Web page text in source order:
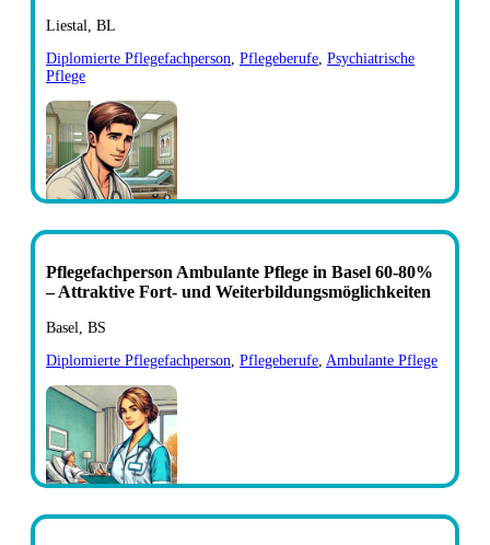
Liestal, BL
Diplomierte Pflegefachperson Pflegeberufe Psychiatrische
Pflege
Pflegefachperson Ambulante Pflege in Basel 60-80%
– Attraktive Fort- und Weiterbildungsmöglichkeiten
Basel, BS
Diplomierte Pflegefachperson Pflegeberufe Ambulante Pflege